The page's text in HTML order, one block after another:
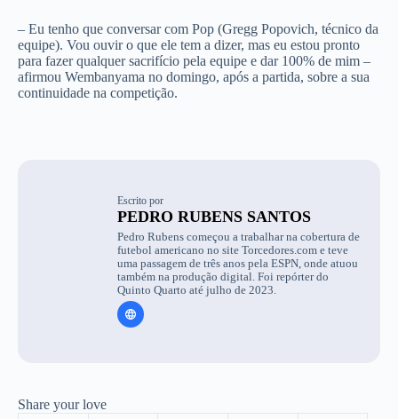
– Eu tenho que conversar com Pop (Gregg Popovich, técnico da
equipe). Vou ouvir o que ele tem a dizer, mas eu estou pronto
para fazer qualquer sacrifício pela equipe e dar 100% de mim –
afirmou Wembanyama no domingo, após a partida, sobre a sua
continuidade na competição.
Escrito por
PEDRO RUBENS SANTOS
Pedro Rubens começou a trabalhar na cobertura de
futebol americano no site Torcedores.com e teve
uma passagem de três anos pela ESPN, onde atuou
também na produção digital. Foi repórter do
Quinto Quarto até julho de 2023.
Share your love